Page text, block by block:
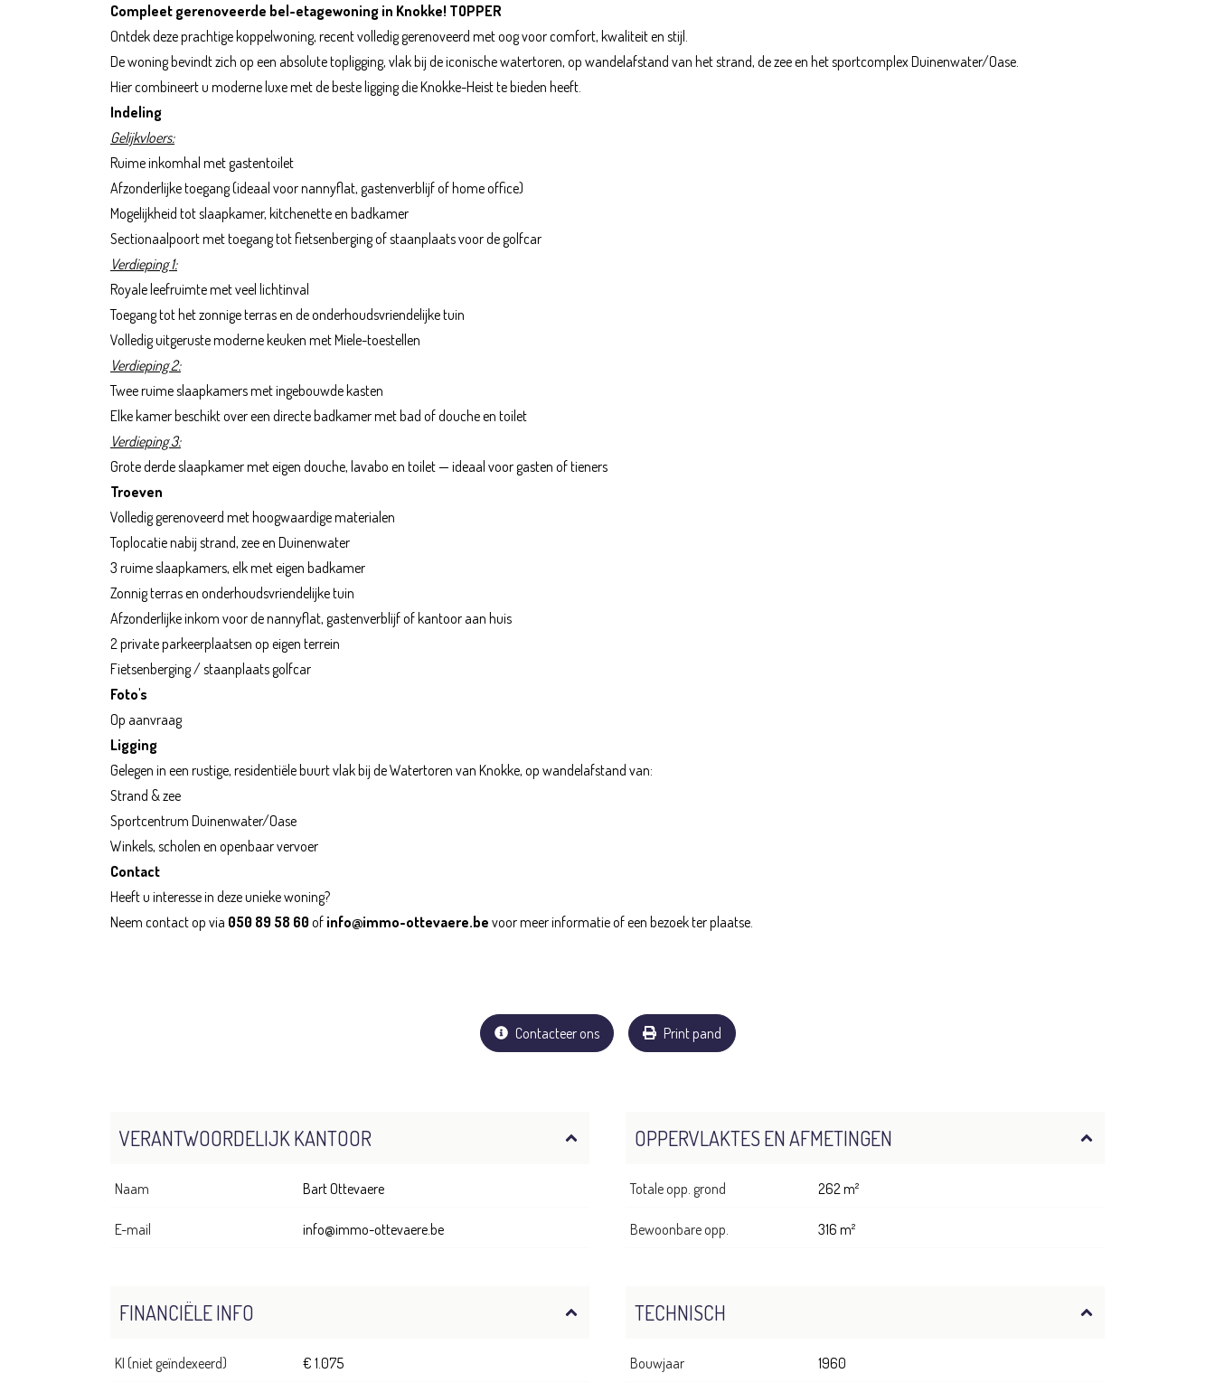
Compleet gerenoveerde bel-etagewoning in Knokke! TOPPER
Ontdek deze prachtige koppelwoning, recent volledig gerenoveerd met oog voor comfort, kwaliteit en stijl.
De woning bevindt zich op een absolute topligging, vlak bij de iconische watertoren, op wandelafstand van het strand, de zee en het sportcomplex Duinenwater/Oase.
Hier combineert u moderne luxe met de beste ligging die Knokke-Heist te bieden heeft.
Indeling
Gelijkvloers:
Ruime inkomhal met gastentoilet
Afzonderlijke toegang (ideaal voor nannyflat, gastenverblijf of home office)
Mogelijkheid tot slaapkamer, kitchenette en badkamer
Sectionaalpoort met toegang tot fietsenberging of staanplaats voor de golfcar
Verdieping 1:
Royale leefruimte met veel lichtinval
Toegang tot het zonnige terras en de onderhoudsvriendelijke tuin
Volledig uitgeruste moderne keuken met Miele-toestellen
Verdieping 2:
Twee ruime slaapkamers met ingebouwde kasten
Elke kamer beschikt over een directe badkamer met bad of douche en toilet
Verdieping 3:
Grote derde slaapkamer met eigen douche, lavabo en toilet — ideaal voor gasten of tieners
Troeven
Volledig gerenoveerd met hoogwaardige materialen
Toplocatie nabij strand, zee en Duinenwater
3 ruime slaapkamers, elk met eigen badkamer
Zonnig terras en onderhoudsvriendelijke tuin
Afzonderlijke inkom voor de nannyflat, gastenverblijf of kantoor aan huis
2 private parkeerplaatsen op eigen terrein
Fietsenberging / staanplaats golfcar
Foto's
Op aanvraag
Ligging
Gelegen in een rustige, residentiële buurt vlak bij de Watertoren van Knokke, op wandelafstand van:
Strand & zee
Sportcentrum Duinenwater/Oase
Winkels, scholen en openbaar vervoer
Contact
Heeft u interesse in deze unieke woning?
Neem contact op via 050 89 58 60 of info@immo-ottevaere.be voor meer informatie of een bezoek ter plaatse.
Contacteer ons Print pand
VERANTWOORDELIJK KANTOOR
Naam Bart Ottevaere
E-mail info@immo-ottevaere.be
FINANCIËLE INFO
KI (niet geïndexeerd) € 1.075
OPPERVLAKTES EN AFMETINGEN
Totale opp. grond 262 m²
Bewoonbare opp. 316 m²
TECHNISCH
Bouwjaar 1960